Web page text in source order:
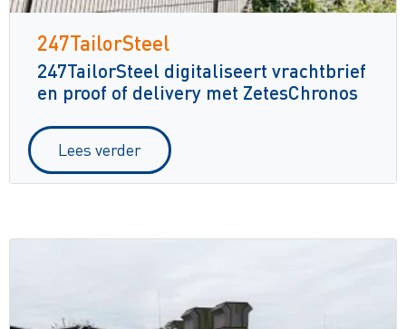
247TailorSteel
247TailorSteel digitaliseert vrachtbrief
en proof of delivery met ZetesChronos
Lees verder